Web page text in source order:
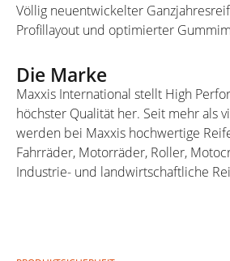
Völlig neuentwickelter
Profillayout und optimierter
Die Marke
Maxxis International stellt High
höchster Qualität her. Seit mehr als
werden bei Maxxis hochwertige
Fahrräder, Motorräder, Roller,
Industrie- und landwirtschaftliche